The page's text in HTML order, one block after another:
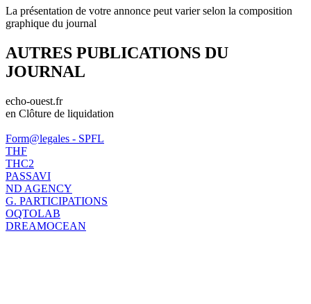
La présentation de votre annonce peut varier selon la composition
graphique du journal
AUTRES PUBLICATIONS DU
JOURNAL
echo-ouest.fr
en Clôture de liquidation
Form@legales - SPFL
THF
THC2
PASSAVI
ND AGENCY
G. PARTICIPATIONS
OQTOLAB
DREAMOCEAN